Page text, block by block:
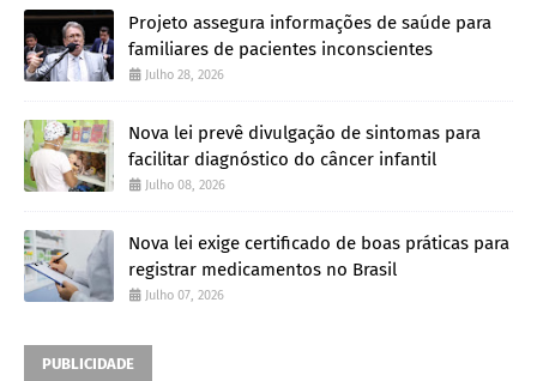
Projeto assegura informações de saúde para
familiares de pacientes inconscientes
Julho 28, 2026
Nova lei prevê divulgação de sintomas para
facilitar diagnóstico do câncer infantil
Julho 08, 2026
Nova lei exige certificado de boas práticas para
registrar medicamentos no Brasil
Julho 07, 2026
PUBLICIDADE